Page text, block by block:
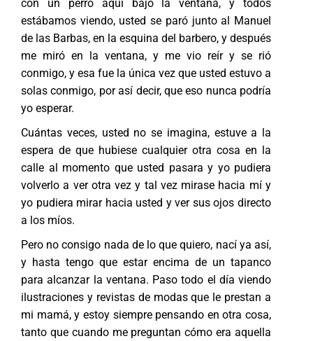
con un perro aquí bajo la ventana, y todos
estábamos viendo, usted se paró junto al Manuel
de las Barbas, en la esquina del barbero, y después
me miró en la ventana, y me vio reír y se rió
conmigo, y esa fue la única vez que usted estuvo a
solas conmigo, por así decir, que eso nunca podría
yo esperar.
Cuántas veces, usted no se imagina, estuve a la
espera de que hubiese cualquier otra cosa en la
calle al momento que usted pasara y yo pudiera
volverlo a ver otra vez y tal vez mirase hacia mí y
yo pudiera mirar hacia usted y ver sus ojos directo
a los míos.
Pero no consigo nada de lo que quiero, nací ya así,
y hasta tengo que estar encima de un tapanco
para alcanzar la ventana. Paso todo el día viendo
ilustraciones y revistas de modas que le prestan a
mi mamá, y estoy siempre pensando en otra cosa,
tanto que cuando me preguntan cómo era aquella